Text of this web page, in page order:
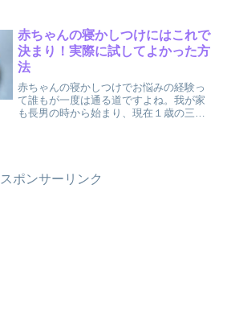
イチから作っていては私の体力が持ちま
せん（笑）なので週...
赤ちゃんの寝かしつけにはこれで
決まり！実際に試してよかった方
法
赤ちゃんの寝かしつけでお悩みの経験っ
て誰もが一度は通る道ですよね。我が家
も長男の時から始まり、現在１歳の三つ
スポンサーリンク